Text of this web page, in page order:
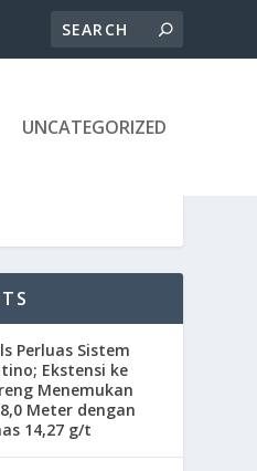
UNCATEGORIZED
Perluas Sistem
Ekstensi ke
Menemukan
Meter dengan
14,27 g/t